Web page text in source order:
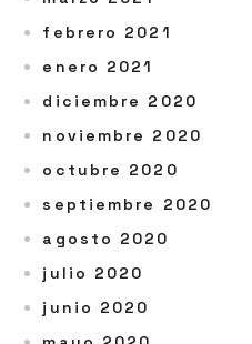
febrero 2021
enero 2021
diciembre 2020
noviembre 2020
octubre 2020
septiembre 2020
agosto 2020
julio 2020
junio 2020